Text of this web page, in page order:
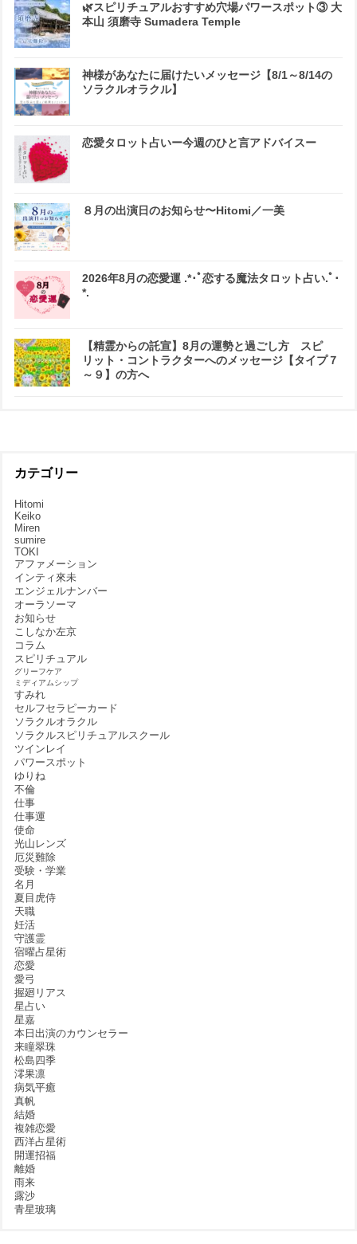
🌿スピリチュアルおすすめ穴場パワースポット③ 大
本山 須磨寺 Sumadera Temple
神様があなたに届けたいメッセージ【8/1～8/14の
ソラクルオラクル】
恋愛タロット占いー今週のひと言アドバイスー
８月の出演日のお知らせ〜Hitomi／一美
2026年8月の恋愛運 .*･ﾟ恋する魔法タロット占い.ﾟ･
*.
【精霊からの託宣】8月の運勢と過ごし方 スピ
リット・コントラクターへのメッセージ【タイプ７
～９】の方へ
カテゴリー
Hitomi
Keiko
Miren
sumire
TOKI
アファメーション
インティ來未
エンジェルナンバー
オーラソーマ
お知らせ
こしなか左京
コラム
スピリチュアル
グリーフケア
ミディアムシップ
すみれ
セルフセラピーカード
ソラクルオラクル
ソラクルスピリチュアルスクール
ツインレイ
パワースポット
ゆりね
不倫
仕事
仕事運
使命
光山レンズ
厄災難除
受験・学業
名月
夏目虎侍
天職
妊活
守護霊
宿曜占星術
恋愛
愛弓
握廻リアス
星占い
星嘉
本日出演のカウンセラー
来瞳翠珠
松島四季
澪果凛
病気平癒
真帆
結婚
複雑恋愛
西洋占星術
開運招福
離婚
雨来
露沙
青星玻璃